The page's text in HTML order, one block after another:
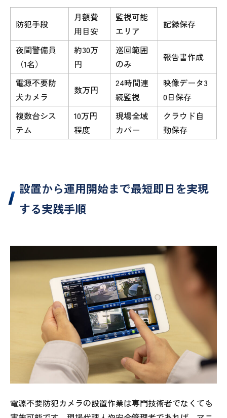
防犯手段
月額費
用目安
監視可能
エリア
記録保存
夜間警備員
（1名）
約30万
円
巡回範囲
のみ
報告書作成
電源不要防
犬カメラ
数万円
24時間連
続監視
映像データ3
0日保存
複数台シス
テム
10万円
程度
現場全域
カバー
クラウド自
動保存
設置から運用開始まで最短即日を実現
する実践手順
電源不要防犯カメラの設置作業は専門技術者でなくても